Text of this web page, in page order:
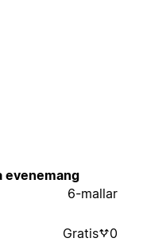
6-mallar
Gratis 0